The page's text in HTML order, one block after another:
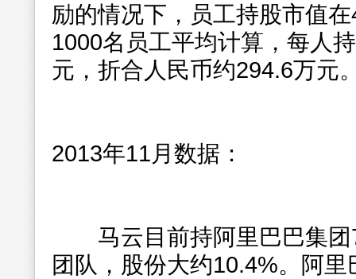
励的情况下，员工持股市值
1000名员工平均计算，每人
元，折合人民币约294.6万元
2013年11月数据：
马云目前持阿里巴巴集团
团队，股份大约10.4%。阿